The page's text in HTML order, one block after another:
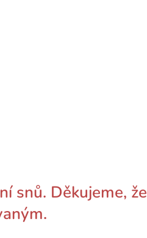
snů. Děkujeme, že